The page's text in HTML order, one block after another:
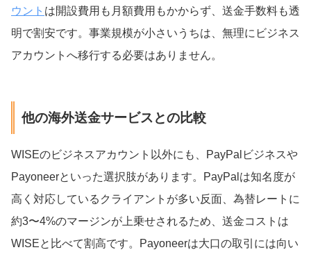
ウント は開設費用も月額費用もかからず、送金手数料も透
明で割安です。事業規模が小さいうちは、無理にビジネス
アカウントへ移行する必要はありません。
他の海外送金サービスとの比較
WISEのビジネスアカウント以外にも、PayPalビジネスや
Payoneerといった選択肢があります。PayPalは知名度が
高く対応しているクライアントが多い反面、為替レートに
約3〜4%のマージンが上乗せされるため、送金コストは
WISEと比べて割高です。Payoneerは大口の取引には向い